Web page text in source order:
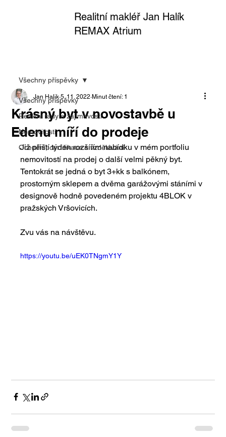
Realitní makléř Jan Halík
REMAX Atrium
Všechny příspěvky
Realitní rady a zajímavosti
Nemovitosti
Ocenění, certifikace a vzdělávání
Všechny příspěvky
Krásný byt v novostavbě u
Edenu míří do prodeje
Jan Halik 5. 11. 2022 Minut čtení: 1
Již příští týden rozšířím nabídku v mém portfoliu
nemovitostí na prodej o další velmi pěkný byt.
Tentokrát se jedná o byt 3+kk s balkónem,
prostorným sklepem a dvěma garážovými stáními v
designově hodně povedeném projektu 4BLOK v
pražských Vršovicích.
Zvu vás na návštěvu.
https://youtu.be/uEK0TNgmY1Y